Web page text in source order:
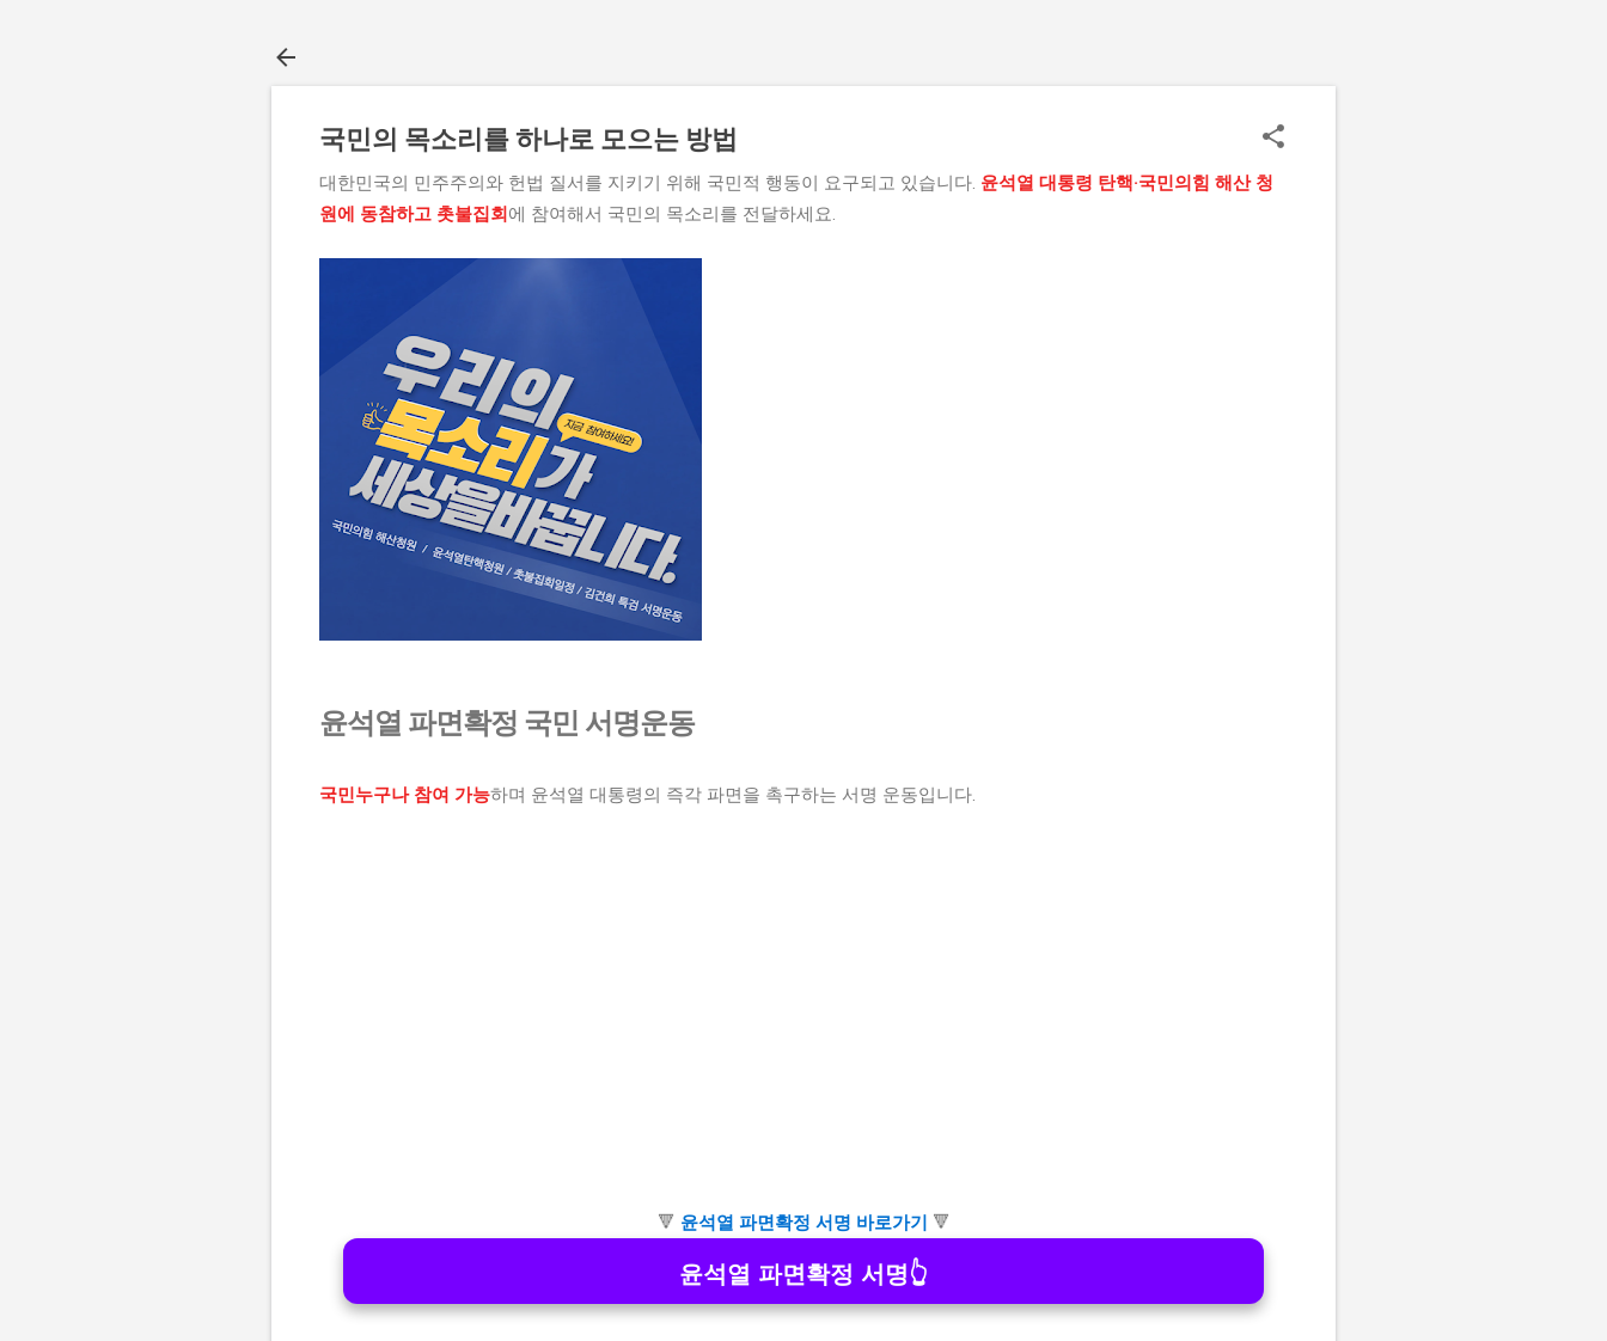
국민의 목소리를 하나로 모으는 방법
대한민국의 민주주의와 헌법 질서를 지키기 위해 국민적 행동이 요구되고 있습니다. 윤석열 대통령 탄핵·국민의힘 해산 청
원에 동참하고 촛불집회에 참여해서 국민의 목소리를 전달하세요.
윤석열 파면확정 국민 서명운동
국민누구나 참여 가능하며 윤석열 대통령의 즉각 파면을 촉구하는 서명 운동입니다.
🔻 윤석열 파면확정 서명 바로가기 🔻
윤석열 파면확정 서명👆